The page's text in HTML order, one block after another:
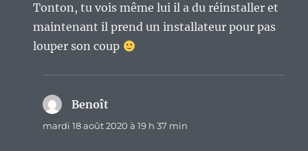
Tonton, tu vois même lui il a du réinstaller et
maintenant il prend un installateur pour pas
louper son coup
Benoît
mardi 18 août 2020 à 19 h 37 min